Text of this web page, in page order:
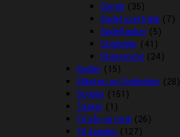
Gjorde (35)
Sadel overtræk (7)
Sadeltasker (5)
Stigbøjler (41)
Stigremme (24)
Sadler (15)
Sliksten og Godbidder (28)
Strigler (151)
Tasker (1)
Til sår og muk (26)
Til stalden (127)